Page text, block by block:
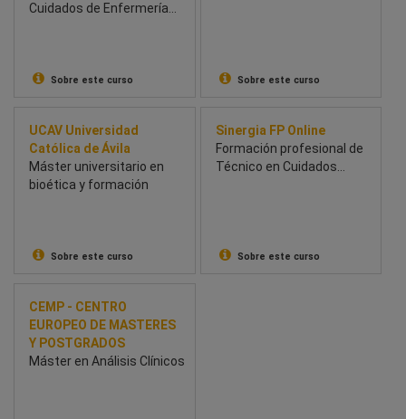
Cuidados de Enfermería
Sobre este curso Sobre este curso
UCAV Universidad
Católica de Ávila
Máster universitario en
bioética y formación
Sobre este curso
Sinergia FP Online
Formación profesional de
Técnico en Cuidados
Sobre este curso
CEMP - CENTRO
EUROPEO DE MASTERES
Y POSTGRADOS
Máster en Análisis Clínicos